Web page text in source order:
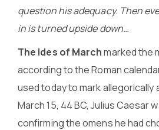
question his adequacy. Then
in is turned upside down…
The Ides of Marchmarked the
according to the Roman
used today to mark allegorically
March 15, 44 BC, Julius Caesar
confirming the omens he had